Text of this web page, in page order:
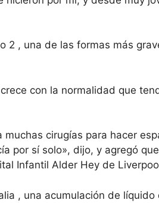
2 , una de las formas más
con la normalidad que
cirugías para hacer
por sí solo», dijo, y agregó
Infantil Alder Hey de
, una acumulación de líquido